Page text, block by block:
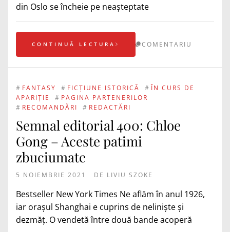
din Oslo se încheie pe neașteptate
CONTINUĂ LECTURA COMENTARIU
# FANTASY # FICȚIUNE ISTORICĂ # ÎN CURS DE
APARIȚIE
# PAGINA PARTENERILOR
# RECOMANDĂRI # REDACTĂRI
Semnal editorial 400: Chloe
Gong – Aceste patimi
zbuciumate
5 NOIEMBRIE 2021 DE LIVIU SZOKE
Bestseller New York Times Ne aflăm în anul 1926,
iar orașul Shanghai e cuprins de neliniște și
dezmăț. O vendetă între două bande acoperă